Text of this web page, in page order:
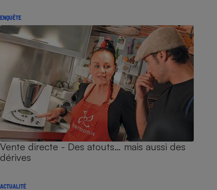
ENQUÊTE
Vente directe - Des atouts… mais aussi des
dérives
ACTUALITÉ